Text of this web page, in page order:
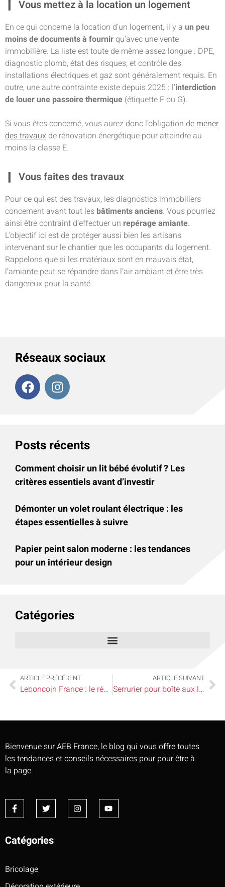
Vous mettez à la location un logement
En ce qui concerne la location d’un logement, il y a un peu
moins de documents à fournir qu’avec une vente
immobilière. La liste est toute de même assez longue : DPE,
diagnostic plomb, état des risques, et contrôle des
installations électriques et gaz sont généralement requis. En
outre, une autre contrainte existe depuis 2025 : l’interdiction
de louer une passoire thermique (étiquette F ou G).
Si vous êtes concerné, vous aurez donc l’obligation demener
des travaux de rénovation énergétique pour atteindre au
moins la classe E.
Vous faites des travaux
Pour ce qui est des travaux, les diagnostics immobiliers
concernent avant tout les bâtiments anciens. Vous pourriez
ainsi être contraint d’effectuer un repérage amiante.
L’objectif ici est de protéger aussi bien les artisans
intervenant sur le chantier que les occupants du logement.
Rappelons que si les matériaux sont en mauvais état,
l’amiante peut se répandre dans l’air ambiant et être très
dangereux pour la santé.
Réseaux sociaux
Posts récents
Comment choisir un lit bébé évolutif ? Les
critères essentiels avant d’investir
Démonter un volet roulant électrique : les
étapes essentielles à suivre
Papier peint salon moderne : les tendances
pour un intérieur design
Catégories
ARTICLE PRÉCÉDENT
Leboncoin France : le réflexe de sécurité pour éviter les arnaques ?
ARTICLE SUIVANT
Serrurier pour boîte aux lettres : les prix et délais d’intervention ?
Bienvenue sur AEB France, le blog qui vous offre toutes
les tendances et conseils nécessaires pour pour être à
la page.
Catégories
Bricolage